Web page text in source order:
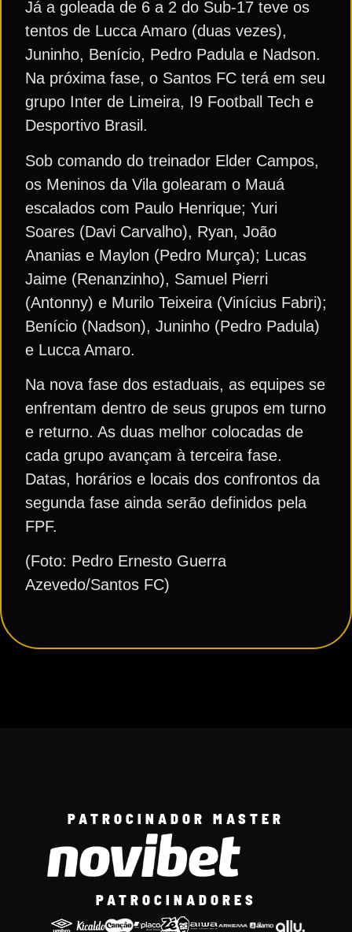
Já a goleada de 6 a 2 do Sub-17 teve os
tentos de Lucca Amaro (duas vezes),
Juninho, Benício, Pedro Padula e Nadson.
Na próxima fase, o Santos FC terá em seu
grupo Inter de Limeira, I9 Football Tech e
Desportivo Brasil.
Sob comando do treinador Elder Campos,
os Meninos da Vila golearam o Mauá
escalados com Paulo Henrique; Yuri
Soares (Davi Carvalho), Ryan, João
Ananias e Maylon (Pedro Murça); Lucas
Jaime (Renanzinho), Samuel Pierri
(Antonny) e Murilo Teixeira (Vinícius Fabri);
Benício (Nadson), Juninho (Pedro Padula)
e Lucca Amaro.
Na nova fase dos estaduais, as equipes se
enfrentam dentro de seus grupos em turno
e returno. As duas melhor colocadas de
cada grupo avançam à terceira fase.
Datas, horários e locais dos confrontos da
segunda fase ainda serão definidos pela
FPF.
(Foto: Pedro Ernesto Guerra
Azevedo/Santos FC)
PATROCINADOR MASTER
PATROCINADORES